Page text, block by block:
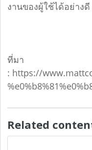
งานของผู้ใช้ได้อย่าง
ที่มา
: https://
Related